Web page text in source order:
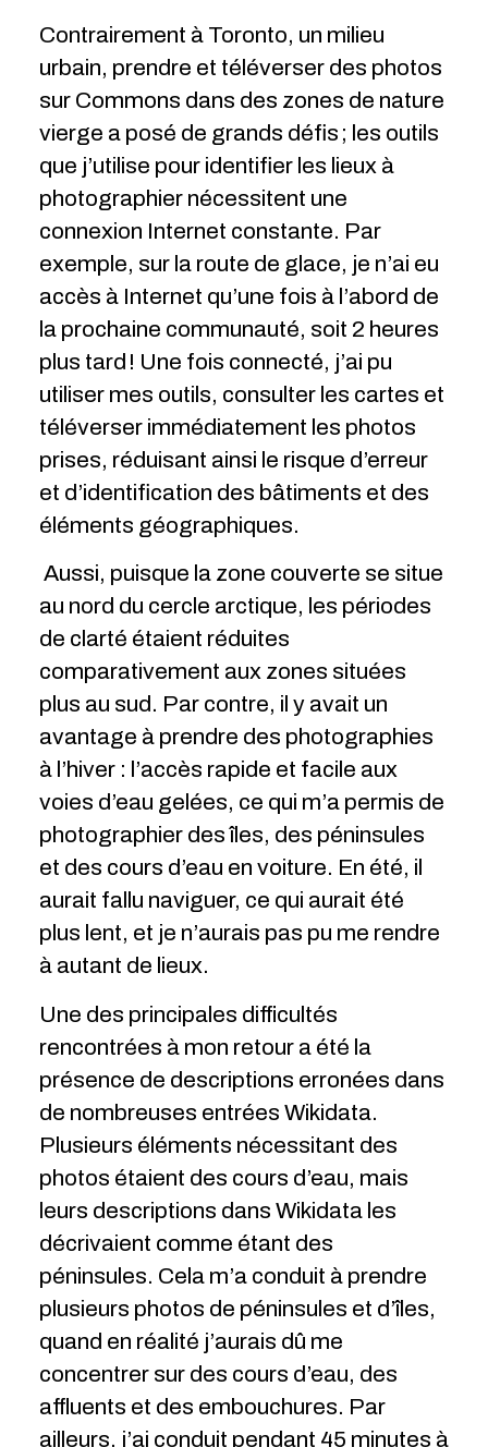
Contrairement à Toronto, un milieu
urbain, prendre et téléverser des photos
sur Commons dans des zones de nature
vierge a posé de grands défis ; les outils
que j’utilise pour identifier les lieux à
photographier nécessitent une
connexion Internet constante. Par
exemple, sur la route de glace, je n’ai eu
accès à Internet qu’une fois à l’abord de
la prochaine communauté, soit 2 heures
plus tard ! Une fois connecté, j’ai pu
utiliser mes outils, consulter les cartes et
téléverser immédiatement les photos
prises, réduisant ainsi le risque d’erreur
et d’identification des bâtiments et des
éléments géographiques.
Aussi, puisque la zone couverte se situe
au nord du cercle arctique, les périodes
de clarté étaient réduites
comparativement aux zones situées
plus au sud. Par contre, il y avait un
avantage à prendre des photographies
à l’hiver : l’accès rapide et facile aux
voies d’eau gelées, ce qui m’a permis de
photographier des îles, des péninsules
et des cours d’eau en voiture. En été, il
aurait fallu naviguer, ce qui aurait été
plus lent, et je n’aurais pas pu me rendre
à autant de lieux.
Une des principales difficultés
rencontrées à mon retour a été la
présence de descriptions erronées dans
de nombreuses entrées Wikidata.
Plusieurs éléments nécessitant des
photos étaient des cours d’eau, mais
leurs descriptions dans Wikidata les
décrivaient comme étant des
péninsules. Cela m’a conduit à prendre
plusieurs photos de péninsules et d’îles,
quand en réalité j’aurais dû me
concentrer sur des cours d’eau, des
affluents et des embouchures. Par
ailleurs, j’ai conduit pendant 45 minutes à